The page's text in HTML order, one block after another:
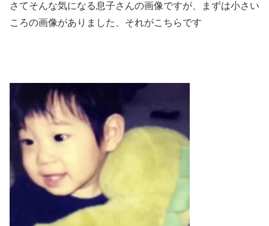
さてそんな気になる息子さんの画像ですが、まずは小さい
ころの画像がありました、それがこちらです